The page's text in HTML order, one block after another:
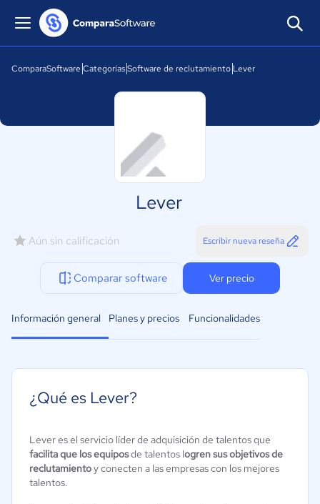
ComparaSoftware CategoríasSoftware de reclutamiento Lever
Lever
Aún sin calificación Escribir nueva reseña
Comparar software Ver precio
Información general Planes y precios Funcionalidades
¿Qué es Lever?
Lever es el servicio líder de adquisición de talentos que
facilita que los equiposde talentos logren sus objetivos de
reclutamientoy conecten a las empresas con los mejores
talentos.